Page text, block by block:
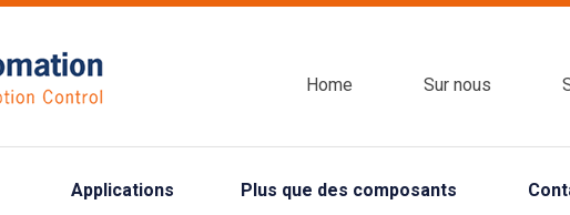
Home Sur nous
Applications Plus que des composants